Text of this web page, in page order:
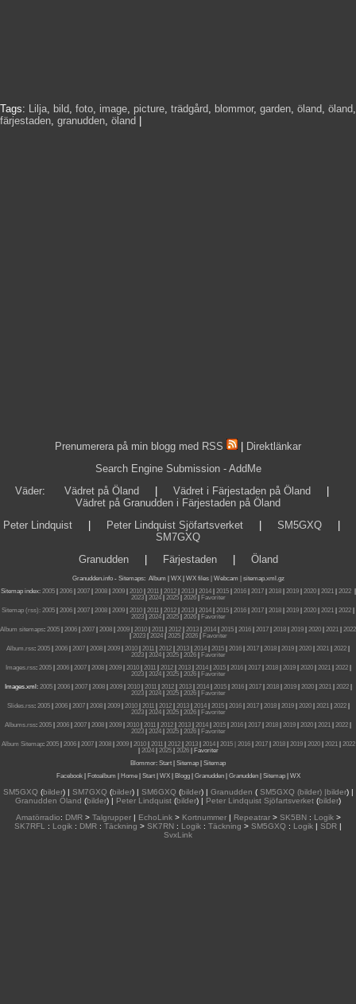
Tags: Lilja, bild, foto, image, picture, trädgård, blommor, garden, öland, öland,
färjestaden, granudden, öland
Prenumerera på min blogg med RSS
Direktlänkar
Search Engine Submission - AddMe
Väder: Vädret på Öland Vädret i Färjestaden på Öland
Vädret på Granudden i Färjestaden på Öland
Peter Lindquist
Peter Lindquist Sjöfartsverket SM5GXQ
SM7GXQ
Granudden| Färjestaden| Öland
Granudden.info- Sitemaps: Album WX WX files | Webcam |
sitemap.xml.gz
Sitemap index: 2005| 2006| 2007| 2008| 2009| 2010| 2011| 2012| 2013| 2014| 2015| 2016| 2017| 2018| 2019| 2020| 2021| 2022|
2023| 2024| 2025| 2026|
Favoriter
Sitemap (rss): 2005 2006 2007 2008 2009 2010 2011 2012 2013 2014 2015 2016 2017 2018 2019 2020 2021 2022
2023| 2024| 2025| 2026|
Favoriter
Album sitemaps: 2005 2006 2007 2008 2009 2010 2011 2012 2013 2014 2015 2016 2017 2018 2019 2020 2021
2022
2023| 2024| 2025| 2026|
Favoriter
Album.rss: 2005 2006 2007 2008 2009 2010 2011 2012 2013 2014 2015 2016 2017 2018 2019 2020 2021 2022
2023| 2024| 2025| 2026|
Favoriter
Images.rss: 2005| 2006| 2007| 2008| 2009| 2010| 2011| 2012| 2013| 2014| 2015| 2016| 2017| 2018| 2019| 2020| 2021| 2022|
2023| 2024| 2025| 2026|
Favoriter
Images.xml: 2005| 2006| 2007| 2008| 2009| 2010| 2011| 2012| 2013| 2014| 2015| 2016| 2017| 2018| 2019| 2020| 2021| 2022|
2023| 2024| 2025| 2026|
Favoriter
Slides.rss: 2005| 2006| 2007| 2008| 2009| 2010| 2011| 2012| 2013| 2014| 2015| 2016| 2017| 2018| 2019| 2020| 2021| 2022|
2023| 2024| 2025| 2026|
Favoriter
Albums.rss: 2005 2006 2007 2008 2009 2010 2011 2012 2013 2014 2015 2016 2017 2018 2019 2020 2021 2022
2023| 2024| 2025| 2026|
Favoriter
Album Sitemap: 2005| 2006| 2007| 2008| 2009| 2010| 2011| 2012| 2013| 2014| 2015 | 2016| 2017| 2018| 2019| 2020| 2021| 2022
2024| 2025| 2026|
Favoriter
Blommor: Start Sitemap
Sitemap
Facebook| Fotoalbum Home| Start| WX| Blogg| Granudden| Granudden| Sitemap| WX
SM5GXQ(bilder) | SM7GXQ(bilder) | SM6GXQ(bilder) | Granudden (SM5GXQ (bilder) |bilder) |
Granudden Öland (bilder) | Peter Lindquist (bilder) | Peter Lindquist Sjöfartsverket (bilder)
Amatörradio: DMR> Talgrupper| EchoLink> Kortnummer| Repeatrar> SK5BN: Logik>
SK7RFL
: Logik : DMR : Täckning > SK7RN : Logik : Täckning > SM5GXQ : Logik | SDR |
SvxLink